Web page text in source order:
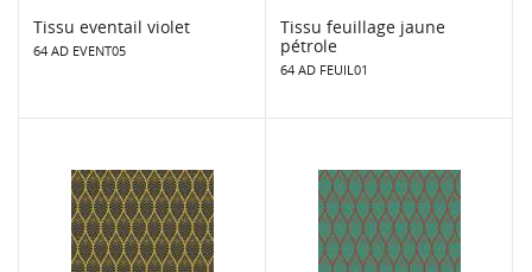
Tissu eventail violet
64 AD EVENT05
Tissu feuillage jaune
pétrole
64 AD FEUIL01